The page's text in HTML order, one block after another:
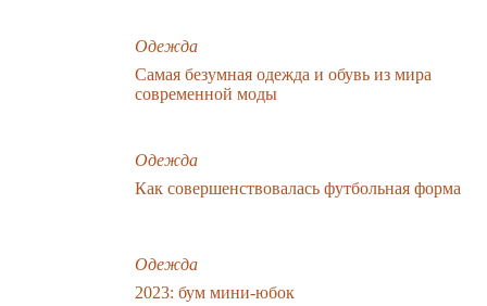
Одежда
Самая безумная одежда и обувь из мира
современной моды
Одежда
Как совершенствовалась футбольная форма
Одежда
2023: бум мини-юбок